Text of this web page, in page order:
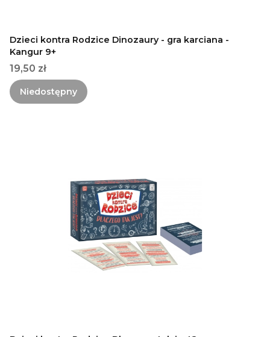
Dzieci kontra Rodzice Dinozaury - gra karciana -
Kangur 9+
Cena
19,50 zł
Niedostępny